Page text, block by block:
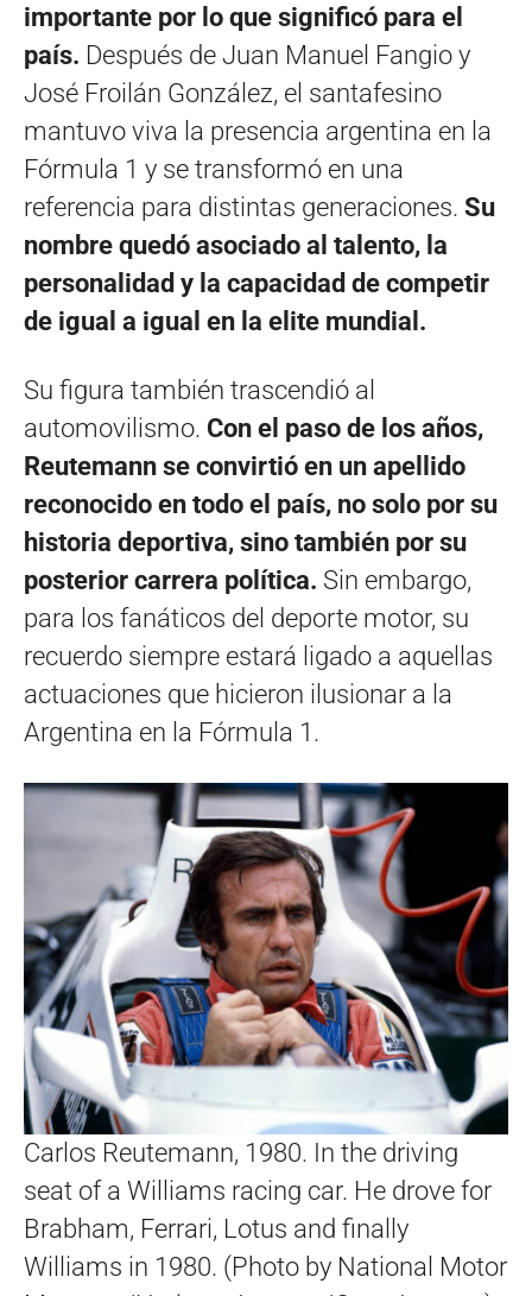
importante por lo que significó para el
país. Después de Juan Manuel Fangio y
José Froilán González, el santafesino
mantuvo viva la presencia argentina en la
Fórmula 1 y se transformó en una
referencia para distintas generaciones. Su
nombre quedó asociado al talento, la
personalidad y la capacidad de competir
de igual a igual en la elite mundial.
Su figura también trascendió al
automovilismo. Con el paso de los años,
Reutemann se convirtió en un apellido
reconocido en todo el país, no solo por su
historia deportiva, sino también por su
posterior carrera política. Sin embargo,
para los fanáticos del deporte motor, su
recuerdo siempre estará ligado a aquellas
actuaciones que hicieron ilusionar a la
Argentina en la Fórmula 1.
Carlos Reutemann, 1980. In the driving
seat of a Williams racing car. He drove for
Brabham, Ferrari, Lotus and finally
Williams in 1980. (Photo by National Motor